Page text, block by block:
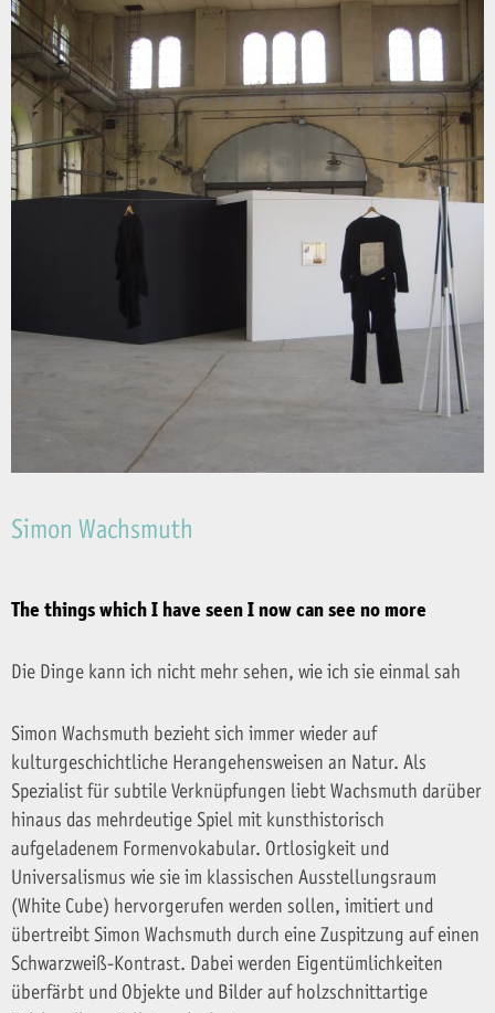
Simon Wachsmuth
The things which I have seen I now can see no more
Die Dinge kann ich nicht mehr sehen, wie ich sie einmal sah
Simon Wachsmuth bezieht sich immer wieder auf
kulturgeschichtliche Herangehensweisen an Natur. Als
Spezialist für subtile Verknüpfungen liebt Wachsmuth darüber
hinaus das mehrdeutige Spiel mit kunsthistorisch
aufgeladenem Formenvokabular. Ortlosigkeit und
Universalismus wie sie im klassischen Ausstellungsraum
(White Cube) hervorgerufen werden sollen, imitiert und
übertreibt Simon Wachsmuth durch eine Zuspitzung auf einen
Schwarzweiß-Kontrast. Dabei werden Eigentümlichkeiten
überfärbt und Objekte und Bilder auf holzschnittartige